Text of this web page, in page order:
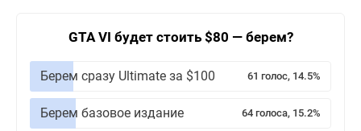
GTA VI будет стоить $80 — берем?
Берем сразу Ultimate за $100 61 голос, 14.5%
Берем базовое издание 64 голоса, 15.2%